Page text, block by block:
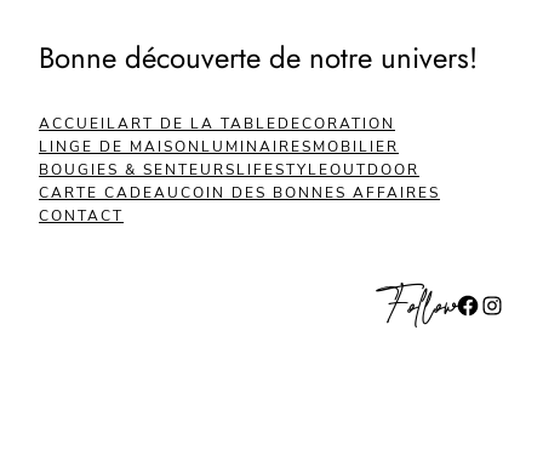
Bonne découverte de notre univers!
ACCUEILART DE LA TABLEDECORATION
LINGE DE MAISON LUMINAIRESMOBILIER
BOUGIES & SENTEURSLIFESTYLEOUTDOOR
CARTE CADEAUCOIN DES BONNES AFFAIRES
CONTACT
FollowFacebook Instagram